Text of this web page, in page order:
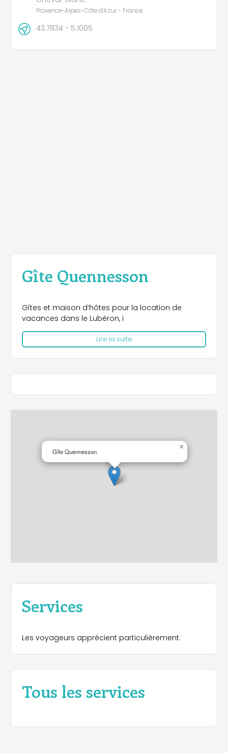
Gîte Quennesson
Gîtes et maison d’hôtes pour la location de
vacances dans le Lubéron, i
Lire la suite
Gîte Quennesson
×
Services
Les voyageurs apprécient particulièrement:
Tous les services
Provence-Alpes-Côte d'Azur - France
43.7834 - 5.1005